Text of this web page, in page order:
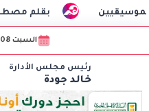
بقلم مصطفى بن خالد :
السبت 08 أغسطس 2026
رئيس مجلس الأدارة
خالد جودة